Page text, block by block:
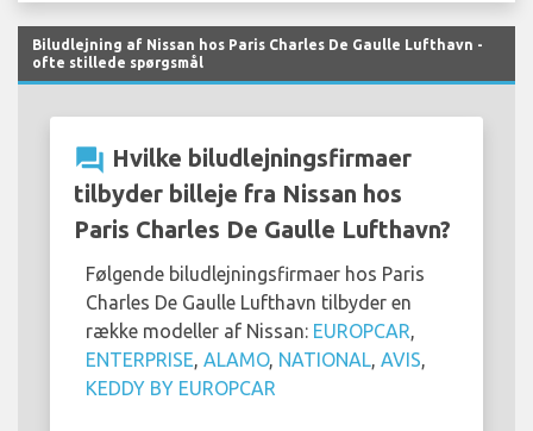
Biludlejning af Nissan hos Paris Charles De Gaulle Lufthavn -
ofte stillede spørgsmål
question_answer Hvilke biludlejningsfirmaer
tilbyder billeje fra Nissan hos
Paris Charles De Gaulle Lufthavn?
Følgende biludlejningsfirmaer hos Paris
Charles De Gaulle Lufthavn tilbyder en
række modeller af Nissan: EUROPCAR,
ENTERPRISE, ALAMO, NATIONAL, AVIS,
KEDDY BY EUROPCAR